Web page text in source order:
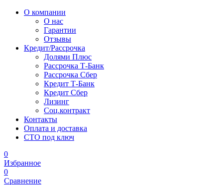
О компании
О нас
Гарантии
Отзывы
Кредит/Рассрочка
Долями Плюс
Рассрочка Т-Банк
Рассрочка Сбер
Кредит Т-Банк
Кредит Сбер
Лизинг
Соц.контракт
Контакты
Оплата и доставка
СТО под ключ
0
Избранное
0
Сравнение